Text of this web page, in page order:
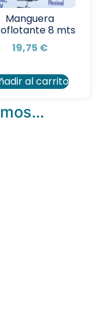
Manguera
8 mts
19,75 €
al carrito